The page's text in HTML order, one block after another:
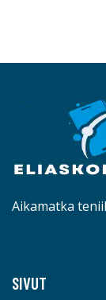
Aikamatka
SIVUT